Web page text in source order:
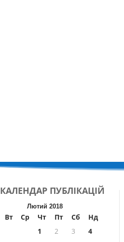
КАЛЕНДАР ПУБЛІКАЦІЙ
Лютий 2018
Вт Ср Чт Пт Сб
Нд
1
2 3
4